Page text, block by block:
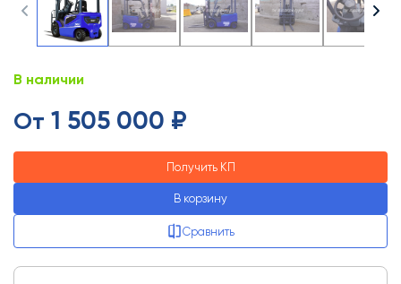
В наличии
От 1 505 000 ₽
Получить КП
В корзину
Сравнить